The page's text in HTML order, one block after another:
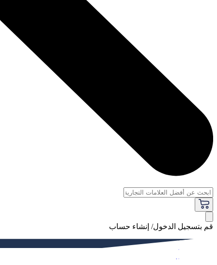
قم بتسجيل الدخول/ إنشاء حساب
فاخر
النساء
الرجال